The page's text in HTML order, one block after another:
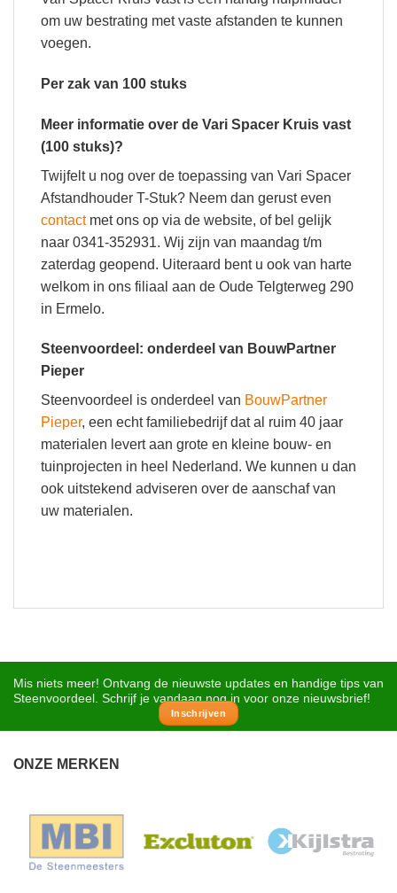
om uw bestrating met vaste afstanden te kunnen
voegen.
Per zak van 100 stuks
Meer informatie over de Vari Spacer Kruis vast
(100 stuks)?
Twijfelt u nog over de toepassing van Vari Spacer
Afstandhouder T-Stuk? Neem dan gerust even
contactmet ons op via de website, of bel gelijk
naar 0341-352931. Wij zijn van maandag t/m
zaterdag geopend. Uiteraard bent u ook van harte
welkom in ons filiaal aan de Oude Telgterweg 290
in Ermelo.
Steenvoordeel: onderdeel van BouwPartner
Pieper
Steenvoordeel is onderdeel van BouwPartner
Pieper, een echt familiebedrijf dat al ruim 40 jaar
materialen levert aan grote en kleine bouw- en
tuinprojecten in heel Nederland. We kunnen u dan
ook uitstekend adviseren over de aanschaf van
uw materialen.
Mis niets meer! Ontvang de nieuwste updates en handige tips van
Steenvoordeel. Schrijf je vandaag nog in voor onze nieuwsbrief!
Inschrijven
ONZE MERKEN